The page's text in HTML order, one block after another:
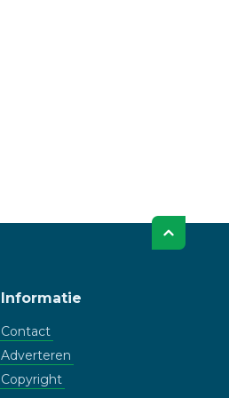
Informatie
Contact
Adverteren
Copyright